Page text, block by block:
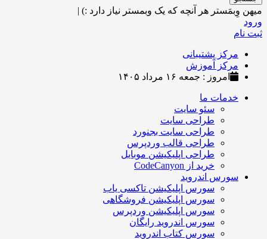
میهن وِبمَستر هر آنچه که یک وبمستر نیاز دارد :) |
ورود
ثبت نام
مرکز پشتیبانی
مرکز آموزش
امروز : جمعه ۱۶ مرداد ۱۴۰۵
خدمات ما
سئو سایت
طراحی سایت
طراحی سایت بجنورد
طراحی قالب وردپرس
طراحی اپلیکیشن موبایل
خرید از CodeCanyon
سورس اندروید
سورس اپلیکیشن تاکسی یاب
سورس اپلیکیشن فروشگاهی
سورس اپلیکیشن وردپرس
سورس اندروید رایگان
سورس کتاب اندروید